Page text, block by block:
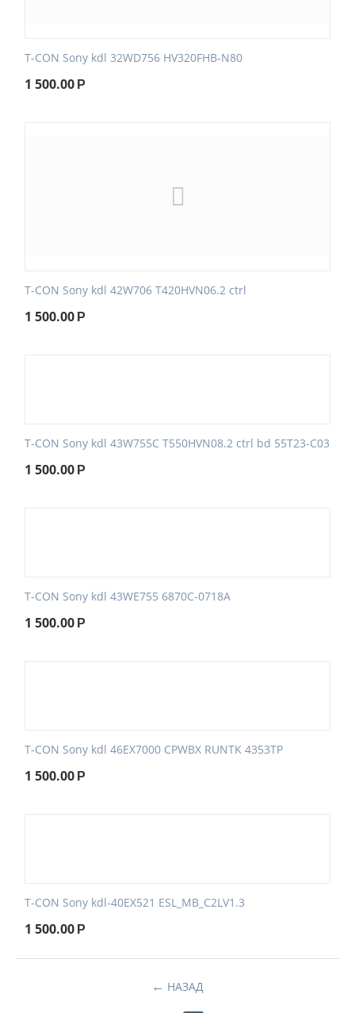
T-CON Sony kdl 32WD756 HV320FHB-N80
1 500.00 Р
T-CON Sony kdl 42W706 T420HVN06.2 ctrl
1 500.00 Р
T-CON Sony kdl 43W755C T550HVN08.2 ctrl bd 55T23-C03
1 500.00 Р
T-CON Sony kdl 43WE755 6870C-0718A
1 500.00 Р
T-CON Sony kdl 46EX7000 CPWBX RUNTK 4353TP
1 500.00 Р
T-CON Sony kdl-40EX521 ESL_MB_C2LV1.3
1 500.00 Р
НАЗАД